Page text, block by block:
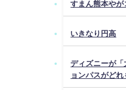
すまん熊本や
いきなり円高
ディズニーが
ョンパスがど